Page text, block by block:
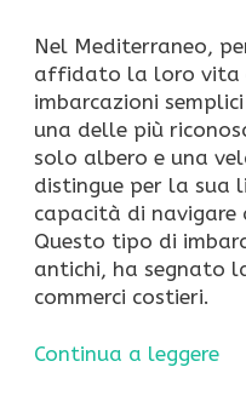
Nel Mediterraneo,
affidato la loro vita
imbarcazioni
una delle più
solo albero e una
distingue per la sua
capacità di navigare
Questo tipo di
antichi, ha segnato
commerci costieri.
Continua a leggere